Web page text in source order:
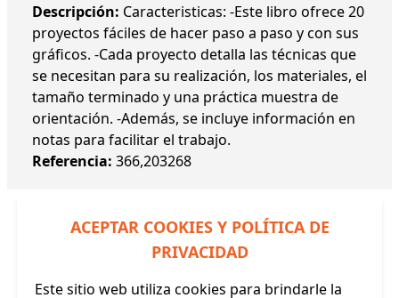
Descripción: Caracteristicas: -Este libro ofrece 20
proyectos fáciles de hacer paso a paso y con sus
gráficos. -Cada proyecto detalla las técnicas que
se necesitan para su realización, los materiales, el
tamaño terminado y una práctica muestra de
orientación. -Además, se incluye información en
notas para facilitar el trabajo.
Referencia: 366,203268
Productos Relacionados
ACEPTAR COOKIES Y POLÍTICA DE
PRIVACIDAD
Este sitio web utiliza cookies para brindarle la